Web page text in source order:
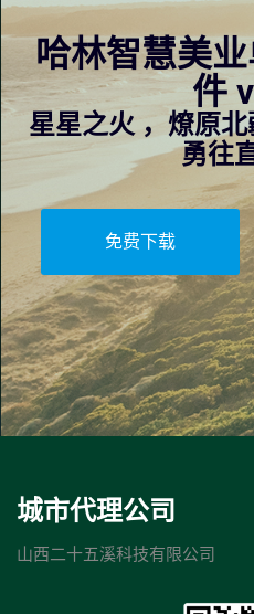
哈林智慧美
件
星星之火 ，燎原
勇往
免费下载
城市代理公司
山西二十五溪科技有限公司